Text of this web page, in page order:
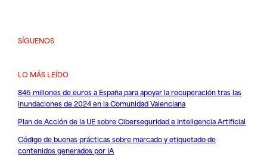
SÍGUENOS
LO MÁS LEÍDO
846 millones de euros a España para apoyar la recuperación tras las
inundaciones de 2024 en la Comunidad Valenciana
Plan de Acción de la UE sobre Ciberseguridad e Inteligencia Artificial
Código de buenas prácticas sobre marcado y etiquetado de
contenidos generados por IA